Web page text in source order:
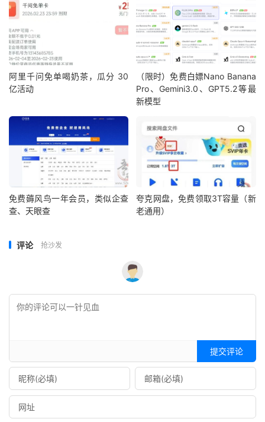
阿里千问免单喝奶茶，瓜分 30
亿活动
（限时）免费白嫖Nano Banana
Pro、Gemini3.0、GPT5.2等最
新模型
免费薅风鸟一年会员，类似企查
查、天眼查
夸克网盘，免费领取3T容量（新
老通用）
评论 抢沙发
提交评论